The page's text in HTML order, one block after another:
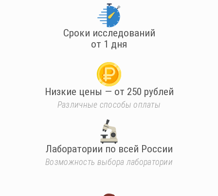
Сроки исследований
от 1 дня
Низкие цены — от 250 рублей
Различные способы оплаты
Лаборатории по всей России
Возможность выбора лаборатории